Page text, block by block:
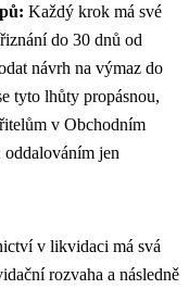
Každý krok má své
do 30 dnů od
návrh na výmaz do
tyto lhůty propásnou,
v Obchodním
oddalováním jen
v likvidaci má svá
rozvaha a následně